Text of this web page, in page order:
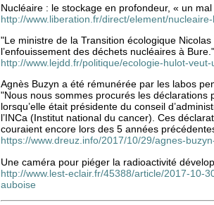
Nucléaire : le stockage en profondeur, « un
http://www.liberation.fr/direct/element/
"Le ministre de la Transition écologique
l’enfouissement des déchets nucléaires à Bure."
http://www.lejdd.fr/politique/ecologie-hulot-
Agnès Buzyn a été rémunérée par les labos
"Nous nous sommes procurés les déclarations
lorsqu’elle était présidente du conseil
l’INCa (Institut national du cancer). Ces
couraient encore lors des 5 années
https://www.dreuz.info/2017/10/29/agnes-
Une caméra pour piéger la radioactivité
http://www.lest-eclair.fr/45388/article/2017-10-
auboise